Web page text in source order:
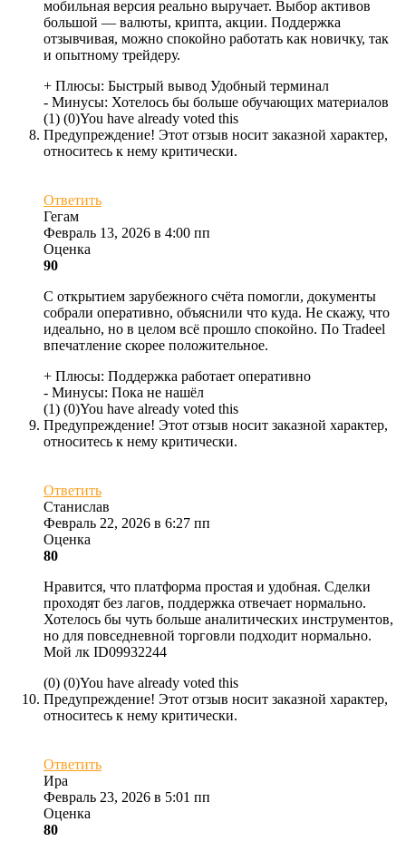
мобильная версия реально выручает. Выбор активов
большой — валюты, крипта, акции. Поддержка
отзывчивая, можно спокойно работать как новичку, так
и опытному трейдеру.
+ Плюсы: Быстрый вывод Удобный терминал
- Минусы: Хотелось бы больше обучающих материалов
(1) (0)You have already voted this
Предупреждение! Этот отзыв носит заказной характер,
относитесь к нему критически.
Ответить
Гегам
Февраль 13, 2026 в 4:00 пп
Оценка
90
С открытием зарубежного счёта помогли, документы
собрали оперативно, объяснили что куда. Не скажу, что
идеально, но в целом всё прошло спокойно. По Tradeel
впечатление скорее положительное.
+ Плюсы: Поддержка работает оперативно
- Минусы: Пока не нашёл
(1) (0)You have already voted this
Предупреждение! Этот отзыв носит заказной характер,
относитесь к нему критически.
Ответить
Станислав
Февраль 22, 2026 в 6:27 пп
Оценка
80
Нравится, что платформа простая и удобная. Сделки
проходят без лагов, поддержка отвечает нормально.
Хотелось бы чуть больше аналитических инструментов,
но для повседневной торговли подходит нормально.
Мой лк ID09932244
(0) (0)You have already voted this
Предупреждение! Этот отзыв носит заказной характер,
относитесь к нему критически.
Ответить
Ира
Февраль 23, 2026 в 5:01 пп
Оценка
80